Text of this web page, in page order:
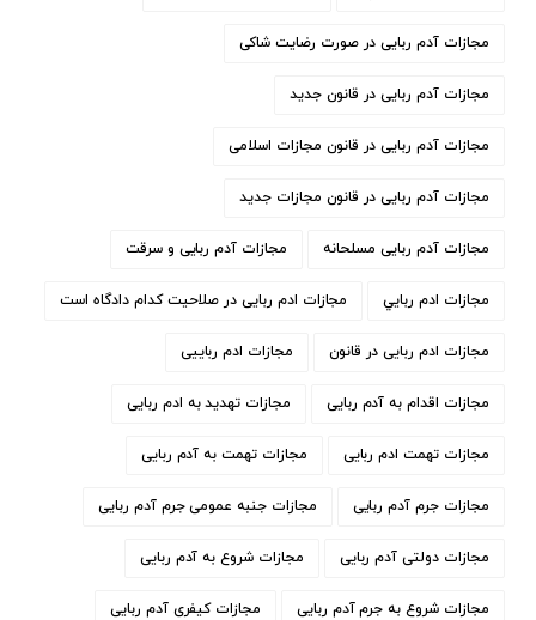
مجازات آدم ربایی در صورت رضایت شاکی
مجازات آدم ربایی در قانون جدید
مجازات آدم ربایی در قانون مجازات اسلامی
مجازات آدم ربایی در قانون مجازات جدید
مجازات آدم ربایی مسلحانه مجازات آدم ربایی و سرقت
مجازات ادم ربايي مجازات ادم ربایی در صلاحیت کدام دادگاه است
مجازات ادم ربایی در قانون مجازات ادم رباییی
مجازات اقدام به آدم ربایی مجازات تهدید به ادم ربایی
مجازات تهمت ادم ربایی مجازات تهمت به آدم ربایی
مجازات جرم آدم ربایی مجازات جنبه عمومی جرم آدم ربایی
مجازات دولتی آدم ربایی مجازات شروع به آدم ربایی
مجازات شروع به جرم آدم ربایی مجازات کیفری آدم ربایی